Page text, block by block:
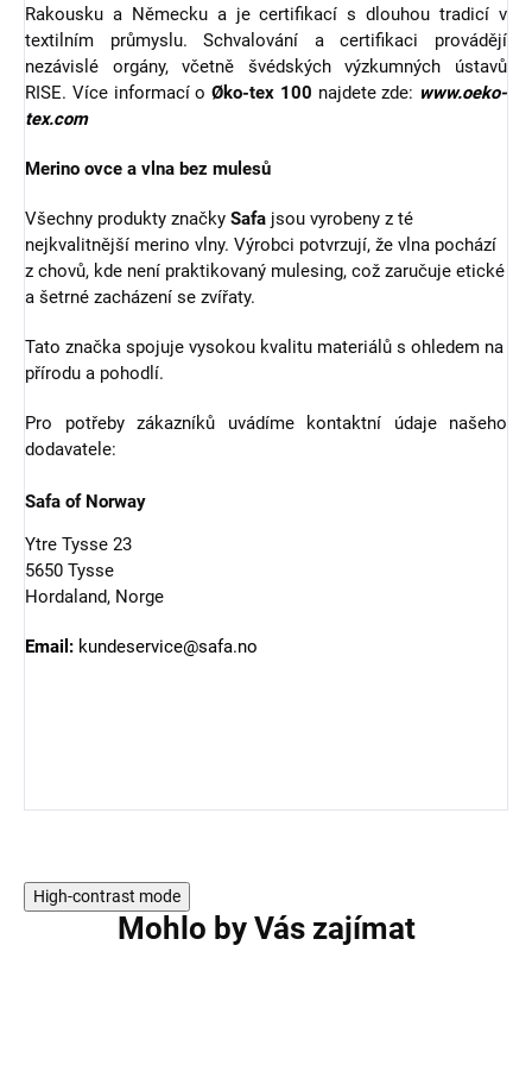
Rakousku a Německu a je certifikací s dlouhou tradicí v
textilním průmyslu. Schvalování a certifikaci provádějí
nezávislé orgány, včetně švédských výzkumných ústavů
RISE. Více informací o Øko-tex 100 najdete zde: www.oeko-
tex.com
Merino ovce a vlna bez mulesů
Všechny produkty značky Safa jsou vyrobeny z té
nejkvalitnější merino vlny. Výrobci potvrzují, že vlna pochází
z chovů, kde není praktikovaný mulesing, což zaručuje etické
a šetrné zacházení se zvířaty.
Tato značka spojuje vysokou kvalitu materiálů s ohledem na
přírodu a pohodlí.
Pro potřeby zákazníků uvádíme kontaktní údaje našeho
dodavatele:
Safa of Norway
Ytre Tysse 23
5650 Tysse
Hordaland, Norge
Email: kundeservice@safa.no
High-contrast mode
Mohlo by Vás zajímat